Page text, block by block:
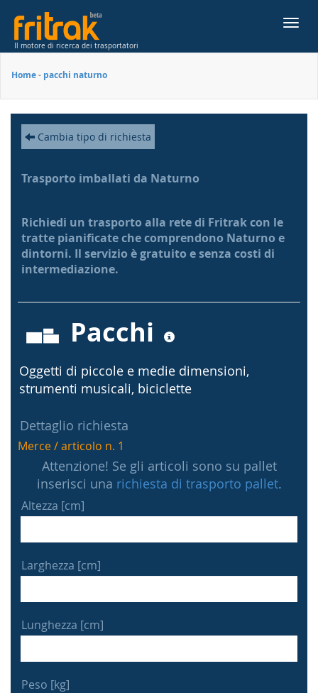
Il motore di ricerca dei trasportatori
Home- pacchi naturno
Cambia tipo di richiesta
Trasporto imballati da Naturno
Richiedi un trasporto alla rete di Fritrak con le
tratte pianificate che comprendono Naturno e
dintorni. Il servizio è gratuito e senza costi di
intermediazione.
Pacchi
Oggetti di piccole e medie dimensioni,
strumenti musicali, biciclette
Dettaglio richiesta
Merce / articolo n. 1
Attenzione! Se gli articoli sono su pallet
inserisci una richiesta di trasporto pallet.
Altezza [cm]
Larghezza [cm]
Lunghezza [cm]
Peso [kg]